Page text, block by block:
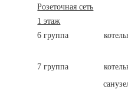
Розеточная сеть
1 этаж
6 группа
7 группа
санузел